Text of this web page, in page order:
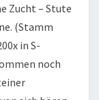
Zucht – Stute
(Stamm
in S-
noch